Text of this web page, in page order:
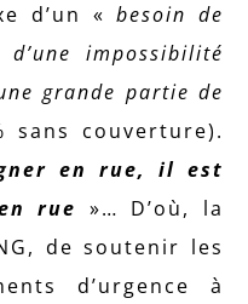
d’un «besoin de
impossibilité
grande partie de
sans couverture).
en rue, il est
rue »… D’où, la
de soutenir les
d’urgence à